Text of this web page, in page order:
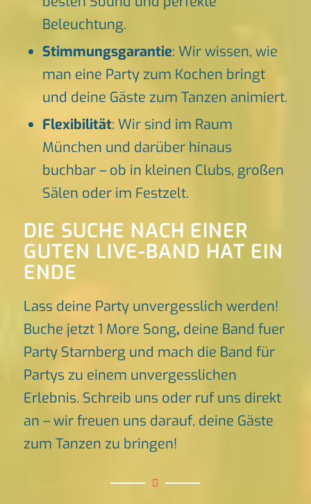
Beleuchtung.
Stimmungsgarantie: Wir wissen, wie
man eine Party zum Kochen bringt
und deine Gäste zum Tanzen animiert.
Flexibilität: Wir sind im Raum
München und darüber hinaus
buchbar – ob in kleinen Clubs, großen
Sälen oder im Festzelt.
DIE SUCHE NACH EINER
GUTEN LIVE-BAND HAT EIN
ENDE
Lass deine Party unvergesslich werden!
Buche jetzt 1 More Song, deine Band fuer
Party Starnberg und mach die Band für
Partys zu einem unvergesslichen
Erlebnis. Schreib uns oder ruf uns direkt
an – wir freuen uns darauf, deine Gäste
zum Tanzen zu bringen!